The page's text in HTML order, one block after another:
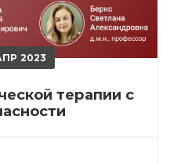
2023
терапии с